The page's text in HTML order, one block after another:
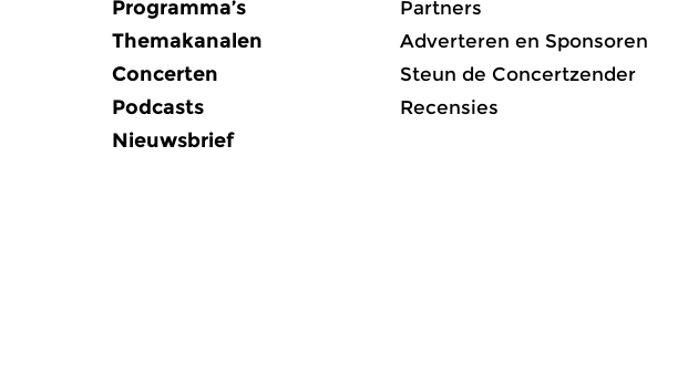
Programma’s
Themakanalen
Concerten
Podcasts
Nieuwsbrief
Partners
Adverteren en Sponsoren
Steun de Concertzender
Recensies